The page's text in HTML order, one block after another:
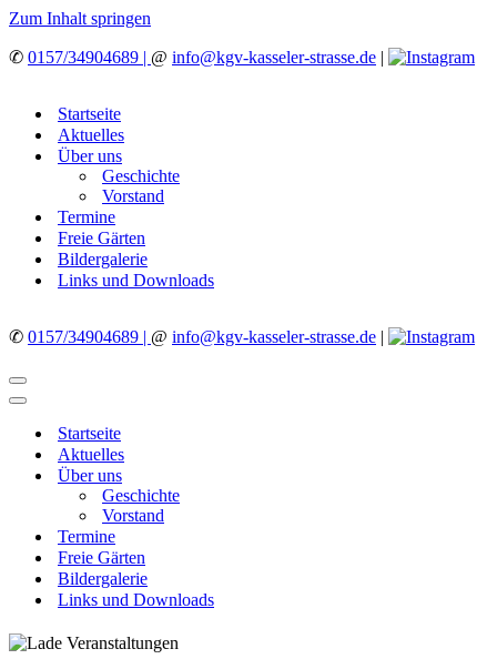
Zum Inhalt springen
✆ 0157/34904689 | @ info@kgv-kasseler-strasse.de |
Startseite
Aktuelles
Über uns
Geschichte
Vorstand
Termine
Freie Gärten
Bildergalerie
Links und Downloads
✆ 0157/34904689 | @ info@kgv-kasseler-strasse.de |
Navigationsmenü
Navigationsmenü
Startseite
Aktuelles
Über uns
Geschichte
Vorstand
Termine
Freie Gärten
Bildergalerie
Links und Downloads